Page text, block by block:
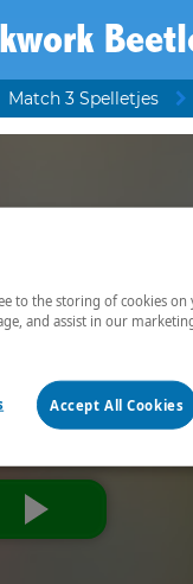
Match 3 Spelletjes